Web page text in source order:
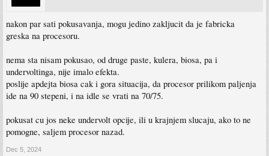
nakon par sati pokusavanja, mogu jedino zakljucit da je fabricka
greska na procesoru.
nema sta nisam pokusao, od druge paste, kulera, biosa, pa i
undervoltinga, nije imalo efekta.
poslije apdejta biosa cak i gora situacija, da procesor prilikom paljenja
ide na 90 stepeni, i na idle se vrati na 70/75.
pokusat cu jos neke undervolt opcije, ili u krajnjem slucaju, ako to ne
pomogne, saljem procesor nazad.
Dec 5, 2024